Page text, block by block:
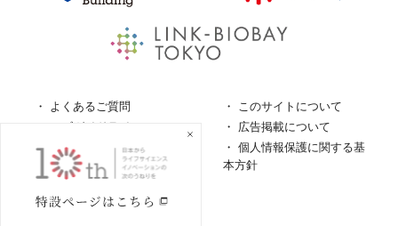
よくあるご質問
このサイトについて
ロゴガイドライン
広告掲載について
特定商取引法に基づく表
個人情報保護に関する基
本方針